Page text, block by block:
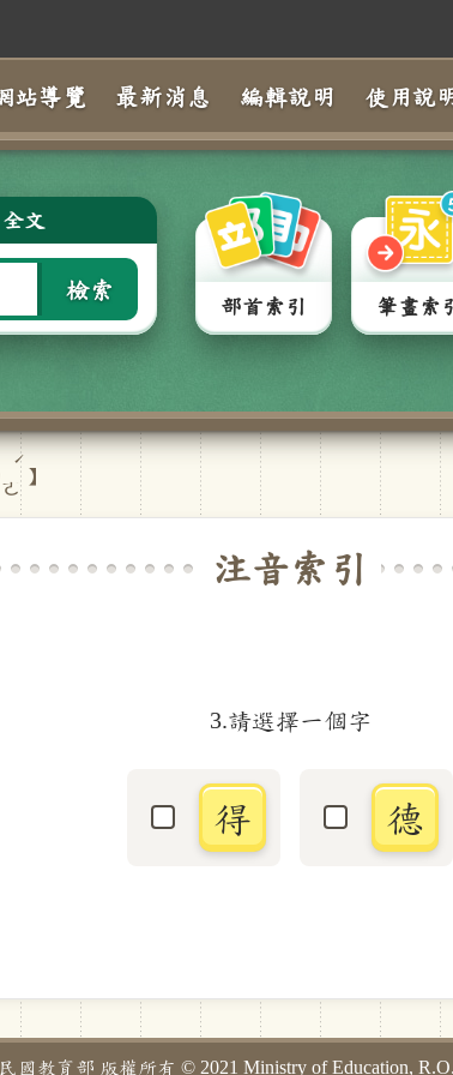
站導覽 最新消息 編輯說明 使用說
全文
檢索
部首索引 筆畫索
ˊ 】
注音索引
3.請選擇一個字
選取「得」字
得 選取「德
德
國教育部 版權所有 © 2021 Ministry of Education,